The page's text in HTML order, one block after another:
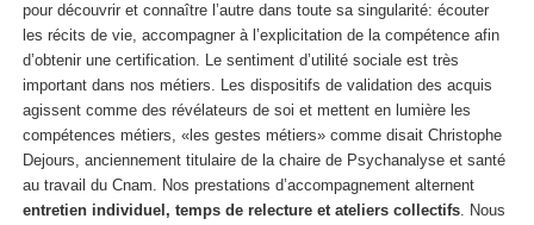
pour découvrir et connaître l’autre dans toute sa singularité: écouter
les récits de vie, accompagner à l’explicitation de la compétence afin
d’obtenir une certification. Le sentiment d’utilité sociale est très
important dans nos métiers. Les dispositifs de validation des acquis
agissent comme des révélateurs de soi et mettent en lumière les
compétences métiers, «les gestes métiers» comme disait Christophe
Dejours, anciennement titulaire de la chaire de Psychanalyse et santé
au travail du Cnam. Nos prestations d’accompagnement alternent
entretien individuel, temps de relecture et ateliers collectifs. Nous